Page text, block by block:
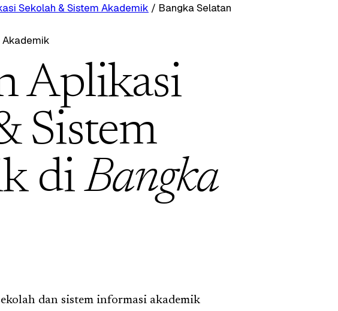
Sekolah & Sistem Akademik / Bangka Selatan
Akademik
Aplikasi
Sistem
diBangka
dan sistem informasi akademik